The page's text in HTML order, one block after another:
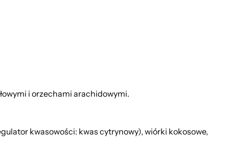
i orzechami arachidowymi.
kwasowości: kwas cytrynowy), wiórki kokosowe,